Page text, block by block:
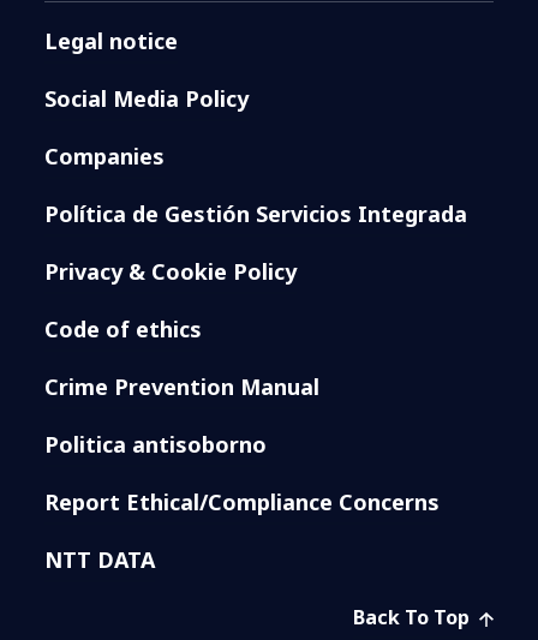
Legal notice
Social Media Policy
Companies
Política de Gestión Servicios Integrada
Privacy & Cookie Policy
Code of ethics
Crime Prevention Manual
Politica antisoborno
Report Ethical/Compliance Concerns
NTT DATA
Back To Top